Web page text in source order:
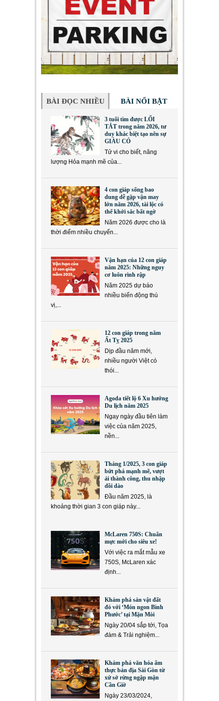
BÀI ĐỌC NHIỀU BÀI NỔI BẬT
3 tuổi tìm được LỐI
TẮT trong năm 2026, tư
duy khác biệt tạo nên sự
GIÀU CÓ
Tử vi cho biết, năng
lượng Hỏa mạnh mẽ của...
4 con giáp sống bao
dung dễ gặp vận may
lớn năm 2026, tài lộc có
thể khởi sắc bất ngờ
Năm 2026 được cho là
thời điểm nhiều chuyển...
Vận hạn của 12 con giáp
năm 2025: Những nguy
cơ luôn rình rập
Năm 2025 dự báo
nhiều biến động thú
vị,...
12 con giáp trong năm
Ất Tỵ 2025
Dịp đầu năm mới,
nhiều người Việt có
thói...
Agoda tiết lộ 6 Xu hướng
Du lịch năm 2025
Ngay ngày đầu tiên làm
việc của năm 2025,
nền...
Tháng 1/2025, 3 con giáp
bứt phá mạnh mẽ, vượt
ải thành công, thu nhập
dồi dào
Đầu năm 2025, là
khoảng thời gian 3 con giáp này...
McLaren 750S: Chuẩn
mực mới cho siêu xe!
Với việc ra mắt mẫu xe
750S, McLaren xác
định...
Khám phá sản vật đất
đỏ với ‘Món ngon Bình
Phước’ tại Mặn Mòi
Ngày 20/04 sắp tới, Tọa
đàm & Trải nghiệm...
Khám phá văn hóa ẩm
thực bản địa Sài Gòn từ
xứ sở rừng ngập mặn
Cần Giờ
Ngày 23/03/2024,